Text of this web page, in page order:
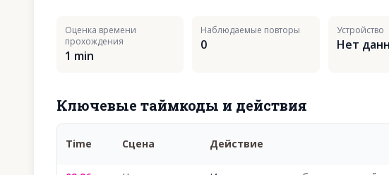
Оценка времени
прохождения
1 min
Наблюдаемые повторы
0
Устройство
Нет
Ключевые таймкоды и действия
Time Сцена Действие